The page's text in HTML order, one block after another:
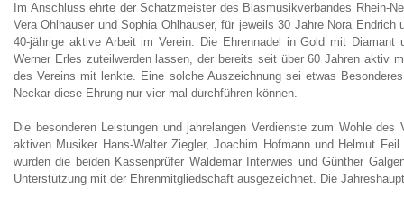
Im Anschluss ehrte der Schatzmeister des Blasmusikverbandes Rhein-
Vera Ohlhauser und Sophia Ohlhauser, für jeweils 30 Jahre Nora
40-jährige aktive Arbeit im Verein. Die Ehrennadel in Gold mit
Werner Erles zuteilwerden lassen, der bereits seit über 60 Jahren aktiv
des Vereins mit lenkte. Eine solche Auszeichnung sei etwas
Neckar diese Ehrung nur vier mal durchführen können.
Die besonderen Leistungen und jahrelangen Verdienste zum Wohle
aktiven Musiker Hans-Walter Ziegler, Joachim Hofmann und Helmut
wurden die beiden Kassenprüfer Waldemar Interwies und Günther
Unterstützung mit der Ehrenmitgliedschaft ausgezeichnet. Die